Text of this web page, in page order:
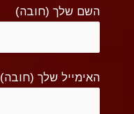
השם שלך (חובה)
האימייל שלך (חובה)